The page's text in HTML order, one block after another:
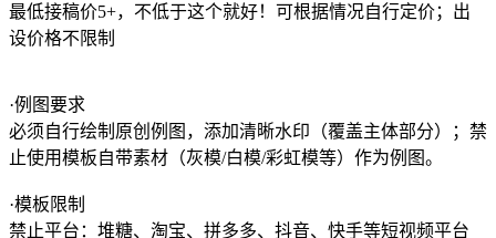
最低接稿价5+，不低于这个就好！可根据情况自行定价；出
设价格不限制
·例图要求
必须自行绘制原创例图，添加清晰水印（覆盖主体部分）；禁
止使用模板自带素材（灰模/白模/彩虹模等）作为例图。
·模板限制
禁止平台：堆糖、淘宝、拼多多、抖音、快手等短视频平台